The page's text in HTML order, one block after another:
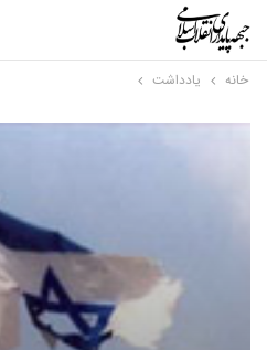
خانه یادداشت